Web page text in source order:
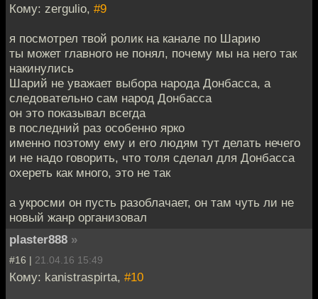
Кому: zergulio, #9
я посмотрел твой ролик на канале по Шарию
ты может главного не понял, почему мы на него так
накинулись
Шарий не уважает выбора народа Донбасса, а
следовательно сам народ Донбасса
он это показывал всегда
в последний раз особенно ярко
именно поэтому ему и его людям тут делать нечего
и не надо говорить, что толя сделал для Донбасса
охереть как много, это не так
а укросми он пусть разоблачает, он там чуть ли не
новый жанр организовал
plaster888 »
#16 | 21.04.16 15:49
Кому: kanistraspirta, #10